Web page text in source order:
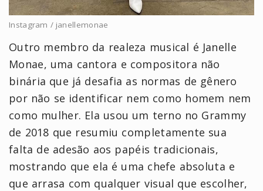
Instagram / janellemonae
Outro membro da realeza musical é Janelle
Monae, uma cantora e compositora não
binária que já desafia as normas de gênero
por não se identificar nem como homem nem
como mulher. Ela usou um terno no Grammy
de 2018 que resumiu completamente sua
falta de adesão aos papéis tradicionais,
mostrando que ela é uma chefe absoluta e
que arrasa com qualquer visual que escolher,